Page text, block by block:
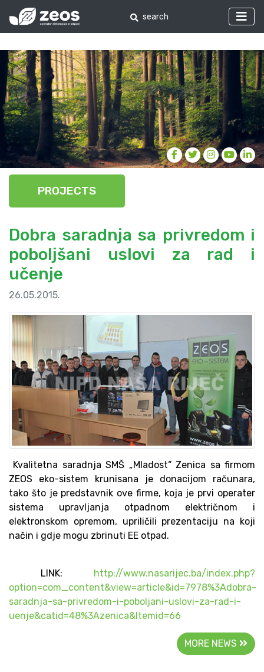
PROJECTS
Dobra saradnja sa privredom i
poboljšani uslovi za rad i
učenje
26.05.2015.
Kvalitetna saradnja SMŠ „Mladost“ Zenica sa firmom
ZEOS eko-sistem krunisana je donacijom računara,
tako što je predstavnik ove firme, koja je prvi operater
sistema upravljanja otpadnom električnom i
elektronskom opremom, upriličili prezentaciju na koji
način i gdje mogu zbrinuti EE otpad.
LINK: http://www.nasarijec.ba/index.php?
option=com_content&view=article&id=7978%3Adobra-
saradnja-sa-privredom-i-poboljani-uslovi-za-rad-i-
uenje&catid=48%3Azenica&Itemid=66
MORE NEWS